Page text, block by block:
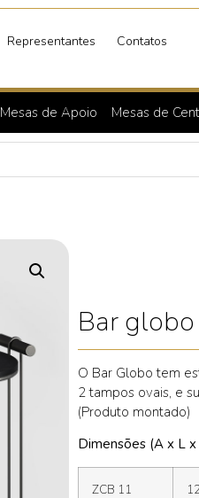
Representantes Contatos
Mesas de Apoio Mesas de
Bar globo
O Bar Globo tem
2 tampos ovais, e
(Produto montado)
Dimensões (A x L x
ZCB 11